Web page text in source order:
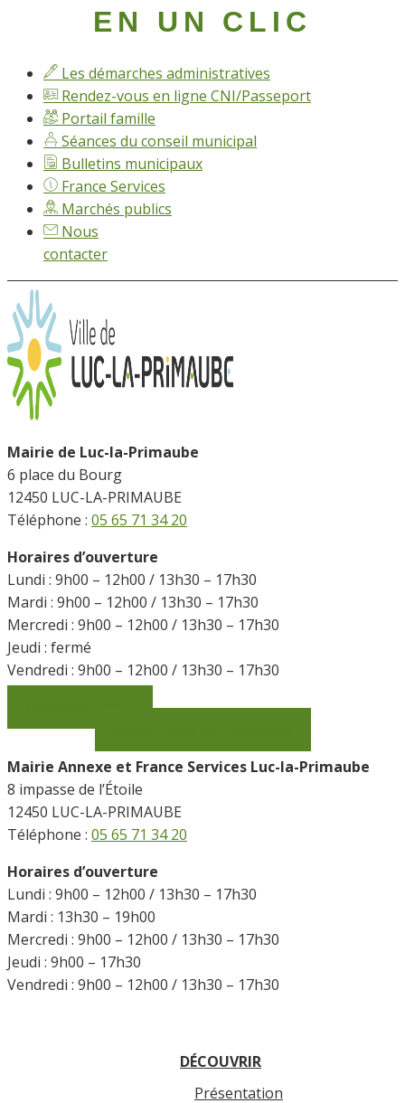
EN UN CLIC
Les démarches administratives
Rendez-vous en ligne CNI/Passeport
Portail famille
Séances du conseil municipal
Bulletins municipaux
France Services
Marchés publics
Nous
contacter
Mairie de Luc-la-Primaube
6 place du Bourg
12450 LUC-LA-PRIMAUBE
Téléphone : 05 65 71 34 20
Horaires d’ouverture
Lundi : 9h00 – 12h00 / 13h30 – 17h30
Mardi : 9h00 – 12h00 / 13h30 – 17h30
Mercredi : 9h00 – 12h00 / 13h30 – 17h30
Jeudi : fermé
Vendredi : 9h00 – 12h00 / 13h30 – 17h30
Mairie Annexe et France Services Luc-la-Primaube
8 impasse de l’Étoile
12450 LUC-LA-PRIMAUBE
Téléphone : 05 65 71 34 20
Horaires d’ouverture
Lundi : 9h00 – 12h00 / 13h30 – 17h30
Mardi : 13h30 – 19h00
Mercredi : 9h00 – 12h00 / 13h30 – 17h30
Jeudi : 9h00 – 17h30
Vendredi : 9h00 – 12h00 / 13h30 – 17h30
DÉCOUVRIR
Présentation